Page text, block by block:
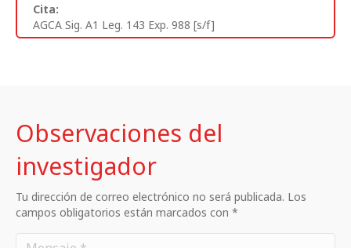
Cita:
AGCA Sig. A1 Leg. 143 Exp. 988 [s/f]
Observaciones del
investigador
Tu dirección de correo electrónico no será publicada. Los
campos obligatorios están marcados con *